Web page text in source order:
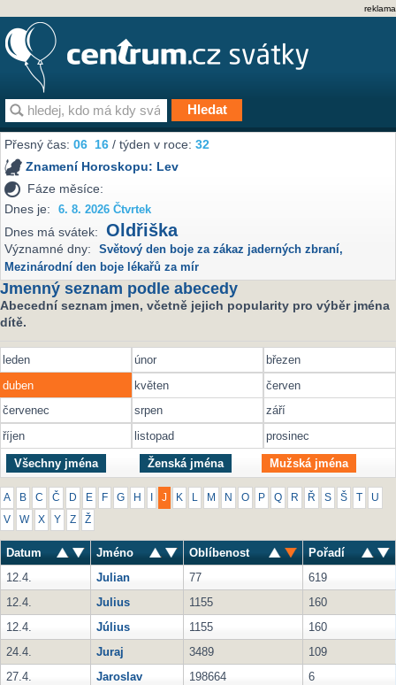
reklama
Přesný čas:06 16 / týden v roce:32
Znamení Horoskopu: Lev
Fáze měsíce:
Dnes je:
6. 8. 2026 Čtvrtek
Dnes má svátek: Oldřiška
Významné dny: Světový den boje za zákaz jaderných zbraní,
Mezinárodní den boje lékařů za mír
Jmenný seznam podle abecedy
Abecední seznam jmen, včetně jejich popularity pro výběr jména
dítě.
leden únor
březen
duben
květen
červen
červenec
srpen
září
říjen
listopad prosinec
Všechny jména Ženská jména Mužská jména
A B C Č D E F G H J K M N O P Q R Ř S Š U
V W X Y Z Ž
Datum Jméno Oblíbenost
Pořadí
12.4.
Julian 77
619
12.4.
Julius 1155
160
12.4.
Július 1155
160
24.4.
Juraj 3489
109
27.4.
Jaroslav 198664
6